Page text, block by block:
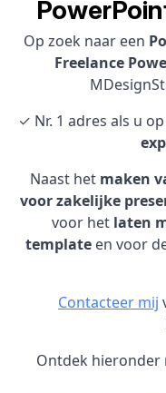
Op zoek naar een
Freelance
✓ Nr. 1 adres als u
Naast het maken
voor zakelijke
voor het laten
template en voor
Contacteer mij
Ontdek hieronder